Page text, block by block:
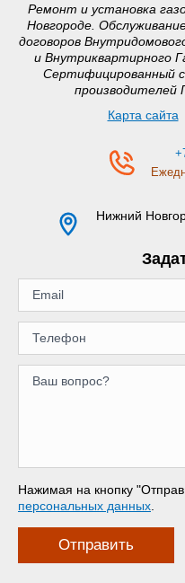
Ремонт и установка
Новгороде.
договоров
и Внутриквартирного
Сертифицированный
производителей
Карта сайта
Нижний
Нажимая на кнопку
персональных данных
Отправить